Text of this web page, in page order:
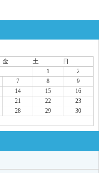
金 土
日
1
2
7 8
9
14 15
16
21 22
23
28 29
30